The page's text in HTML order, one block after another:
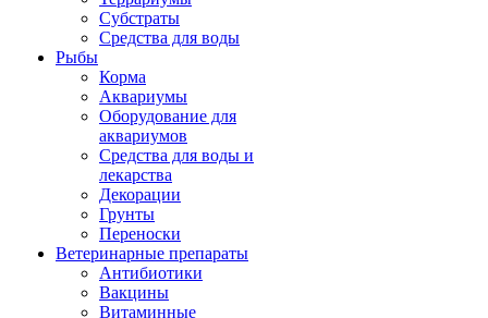
Субстраты
Средства для воды
Рыбы
Корма
Аквариумы
Оборудование для
аквариумов
Средства для воды и
лекарства
Декорации
Грунты
Переноски
Ветеринарные препараты
Антибиотики
Вакцины
Витаминные